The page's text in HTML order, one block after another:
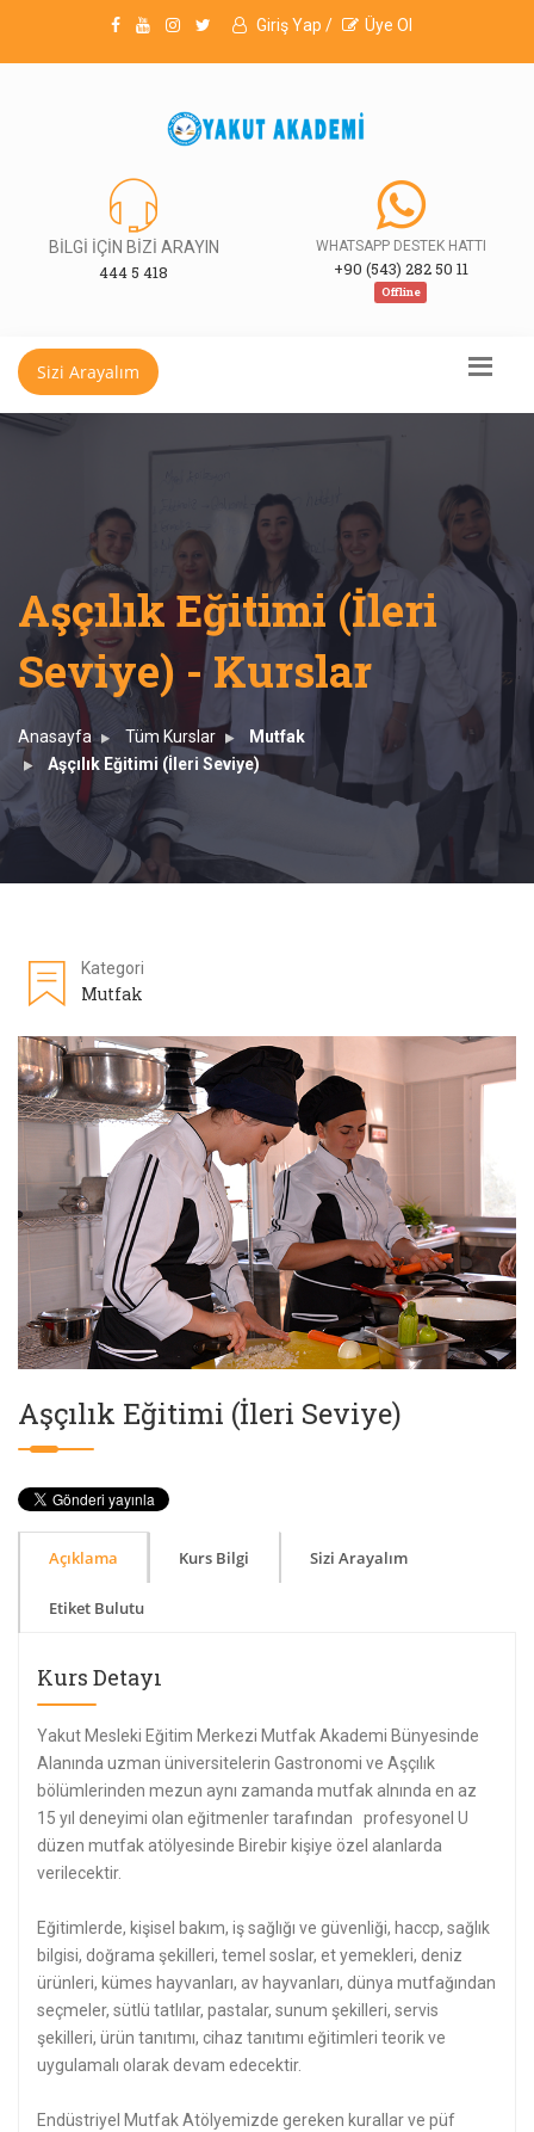
Giriş Yap / Üye Ol
BİLGİ İÇİN BİZİ ARAYIN
444 5 418
WHATSAPP DESTEK HATTI
+90 (543) 282 50 11
Offline
Sizi Arayalım
Aşçılık Eğitimi (İleri
Seviye) - Kurslar
Anasayfa Tüm Kurslar
Mutfak
Aşçılık Eğitimi (İleri Seviye)
Kategori
Mutfak
Aşçılık Eğitimi (İleri Seviye)
Açıklama Kurs Bilgi Sizi Arayalım
Etiket Bulutu
Kurs Detayı
Yakut Mesleki Eğitim Merkezi Mutfak Akademi Bünyesinde
Alanında uzman üniversitelerin Gastronomi ve Aşçılık
bölümlerinden mezun aynı zamanda mutfak alnında en az
15 yıl deneyimi olan eğitmenler tarafından profesyonel U
düzen mutfak atölyesinde Birebir kişiye özel alanlarda
verilecektir.
Eğitimlerde, kişisel bakım, iş sağlığı ve güvenliği, haccp, sağlık
bilgisi, doğrama şekilleri, temel soslar, et yemekleri, deniz
ürünleri, kümes hayvanları, av hayvanları, dünya mutfağından
seçmeler, sütlü tatlılar, pastalar, sunum şekilleri, servis
şekilleri, ürün tanıtımı, cihaz tanıtımı eğitimleri teorik ve
uygulamalı olarak devam edecektir.
Endüstriyel Mutfak Atölyemizde gereken kurallar ve püf